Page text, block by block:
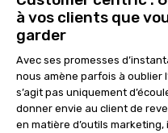
à vos clients que
garder
Avec ses promesses
nous amène parfois à oublier
s’agit pas uniquement
donner envie au client de
en matière d’outils marketing,